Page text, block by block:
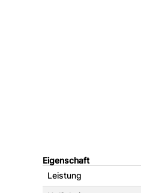
Eigenschaft
Leistung